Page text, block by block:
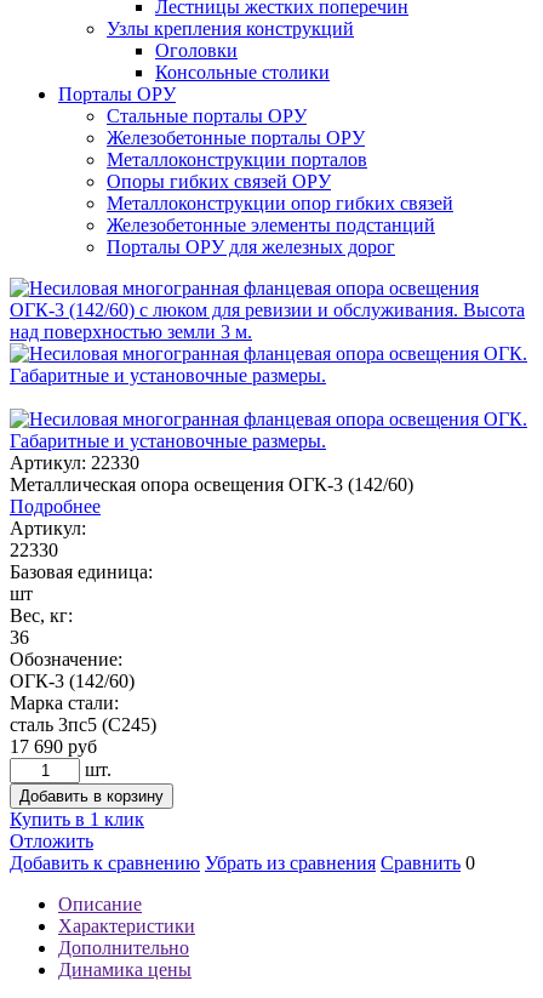
Лестницы жестких поперечин
Узлы крепления конструкций
Оголовки
Консольные столики
Порталы ОРУ
Стальные порталы ОРУ
Железобетонные порталы ОРУ
Металлоконструкции порталов
Опоры гибких связей ОРУ
Металлоконструкции опор гибких связей
Железобетонные элементы подстанций
Порталы ОРУ для железных дорог
Артикул: 22330
Металлическая опора освещения ОГК-3 (142/60)
Подробнее
Артикул:
22330
Базовая единица:
шт
Вес, кг:
36
Обозначение:
ОГК-3 (142/60)
Марка стали:
сталь 3пс5 (С245)
17 690 руб
шт.
Добавить в корзину
Купить в 1 клик
Отложить
Добавить к сравнению Убрать из сравнения Сравнить 0
Описание
Характеристики
Дополнительно
Динамика цены